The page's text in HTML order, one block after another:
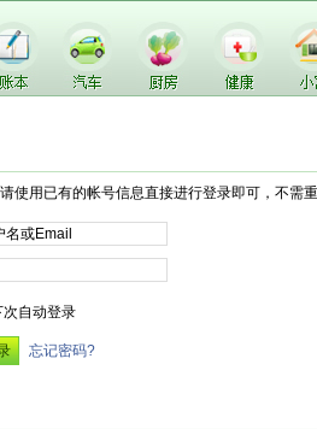
使用已有的帐号信息直接进行登录即可，不需
次自动登录
忘记密码?